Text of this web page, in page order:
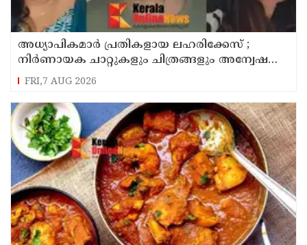
അധ്യാപികമാര്‍ പ്രതികളായ ലഹരിക്കേസ് ;
നിർണായക ചാറ്റുകളും ചിത്രങ്ങളും അന്വേഷണ
സംഘത്തിന്
FRI,7 AUG 2026